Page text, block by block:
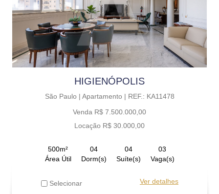
HIGIENÓPOLIS
São Paulo | Apartamento | REF.: KA11478
Venda R$ 7.500.000,00
Locação R$ 30.000,00
500m²
Área Útil
04
Dorm(s)
04
Suíte(s)
03
Vaga(s)
Selecionar Ver detalhes